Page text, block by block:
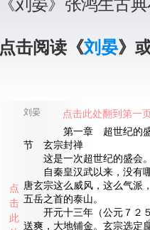
《刘晏》张鸿生古
点击阅读《刘晏》
刘晏
第一章 超世纪的
节 玄宗封禅
这是一次超世纪的盛会。
自秦皇汉武以来，没有
唐玄宗这么威风，这么气派
五岳之首的泰山。
开元十三年（公元７２
送爽，大地铺金。玄宗选定
点击此处翻到第一
点
击
此